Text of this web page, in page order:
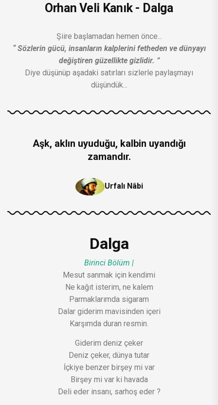
Orhan Veli Kanık - Dalga
Şiire başlamadan hemen önce...
“ Sözlerin gücü, insanların kalplerini fetheden ve dünyayı
değiştiren güzellikte gizlidir. ”
Diye düşünüp aşadaki satırları sizlerle paylaşmayı
düşündük...
Aşk, aklın uyuduğu, kalbin uyandığı
zamandır.
Urfalı Nâbi
Dalga
Birinci Bölüm |
Mesut sanmak için kendimi
Ne kağıt isterim, ne kalem
Parmaklarımda sigaram
Dalar giderim mavisinden içeri
Karşımda duran resmin.
Giderim deniz çeker
Deniz çeker, dünya tutar
İçkiye benzer birşey mi var
Birşey mi var ki havada
Deli eder insanı, sarhoş eder ?